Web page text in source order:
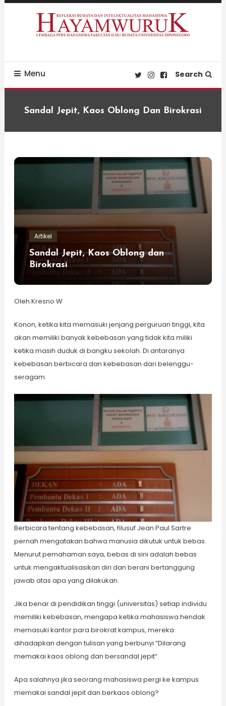
Skip
Menu Search
Sandal Jepit, Kaos Oblong Dan Birokrasi
Artikel
Sandal Jepit, Kaos Oblong dan
Birokrasi
Oleh Kresno W
Konon, ketika kita memasuki jenjang perguruan tinggi, kita
akan memiliki banyak kebebasan yang tidak kita miliki
ketika masih duduk di bangku sekolah. Di antaranya
kebebasan berbicara dan kebebasan dari belenggu-
seragam.
Berbicara tentang kebebasan, filusuf Jean Paul Sartre
pernah mengatakan bahwa manusia dikutuk untuk bebas.
Menurut pemahaman saya, bebas di sini adalah bebas
untuk mengaktualisasikan diri dan berani bertanggung
jawab atas apa yang dilakukan.
Jika benar di pendidikan tinggi (universitas) setiap individu
memiliki kebebasan, mengapa ketika mahasiswa hendak
memasuki kantor para birokrat kampus, mereka
dihadapkan dengan tulisan yang berbunyi “Dilarang
memakai kaos oblong dan bersandal jepit“.
Apa salahnya jika seorang mahasiswa pergi ke kampus
memakai sandal jepit dan berkaos oblong?